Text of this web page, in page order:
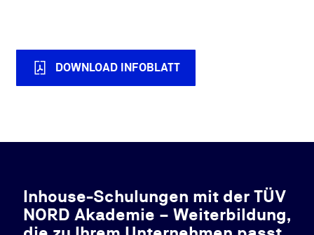
DOWNLOAD INFOBLATT
Inhouse-Schulungen mit der TÜV
NORD Akademie – Weiterbildung,